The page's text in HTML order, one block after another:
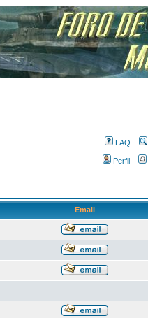
FAQ
Perfil
Email